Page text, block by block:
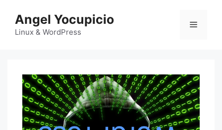
contenido
Angel Yocupicio
Linux & WordPress
Menú